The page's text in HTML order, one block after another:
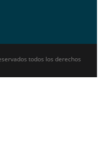
todos los derechos